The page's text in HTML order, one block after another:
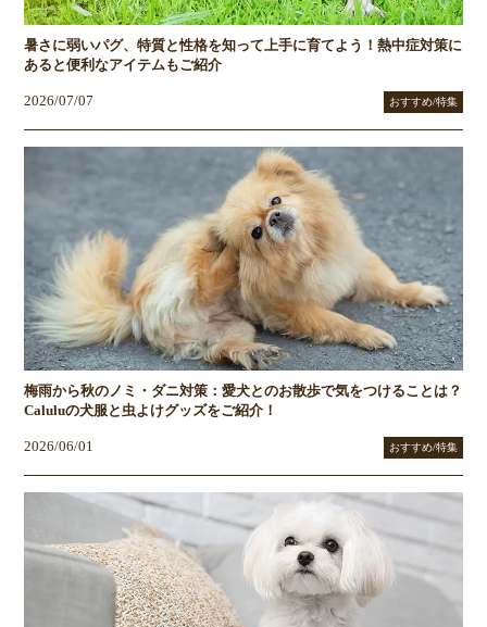
暑さに弱いパグ、特質と性格を知って上手に育てよう！熱中症対策に
あると便利なアイテムもご紹介
2026/07/07 おすすめ/特集
梅雨から秋のノミ・ダニ対策：愛犬とのお散歩で気をつけることは？
Caluluの犬服と虫よけグッズをご紹介！
2026/06/01 おすすめ/特集